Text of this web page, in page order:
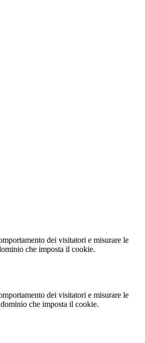
dei visitatori e misurare le
che imposta il cookie.
dei visitatori e misurare le
che imposta il cookie.